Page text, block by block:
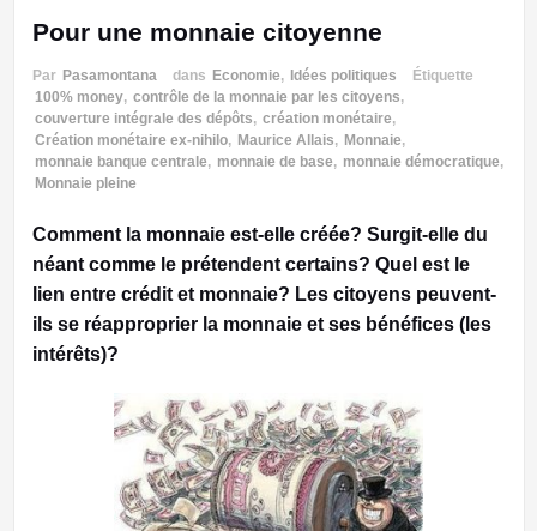
Pour une monnaie citoyenne
Par Pasamontana dans Economie, Idées politiques
Étiquette
100% money, contrôle de la monnaie par les citoyens,
couverture intégrale des dépôts, création monétaire,
Création monétaire ex-nihilo, Maurice Allais, Monnaie,
monnaie banque centrale, monnaie de base, monnaie démocratique,
Monnaie pleine
Comment la monnaie est-elle créée? Surgit-elle du
néant comme le prétendent certains? Quel est le
lien entre crédit et monnaie? Les citoyens peuvent-
ils se réapproprier la monnaie et ses bénéfices (les
intérêts)?